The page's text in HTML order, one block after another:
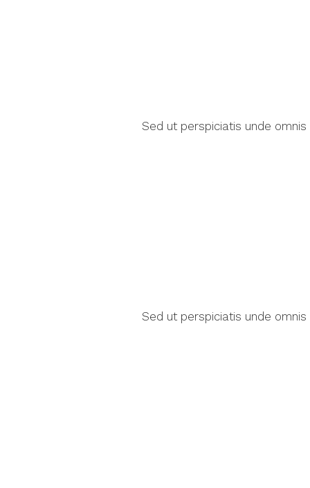
Sed ut perspiciatis unde
Sed ut perspiciatis unde